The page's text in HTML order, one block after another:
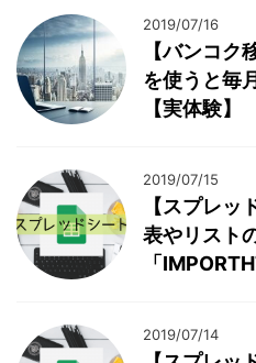
2019/07/16
【バンコク
を使うと毎
【実体験】
2019/07/15
【スプレ
表やリスト
「
2019/07/14